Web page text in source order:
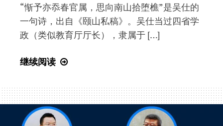
“惭予亦忝春官属，思向南山拾堕樵”是吴仕的
一句诗，出自《颐山私稿》。吴仕当过四省学
政（类似教育厅厅长），隶属于 […]
继续阅读
南
山